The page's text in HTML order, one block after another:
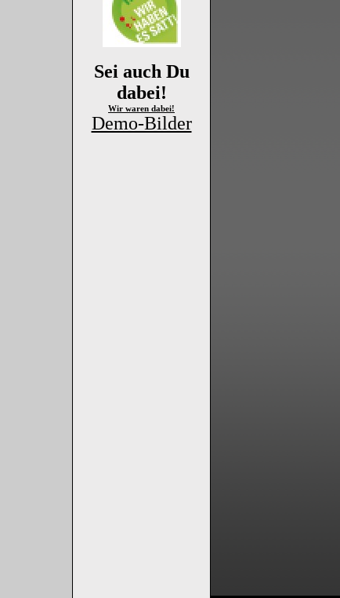
Sei auch Du
dabei!
Wir waren dabei!
Demo-Bilder